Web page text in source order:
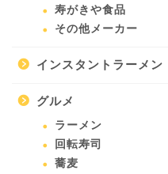
寿がきや食品
その他メーカー
インスタントラーメン
グルメ
ラーメン
回転寿司
蕎麦